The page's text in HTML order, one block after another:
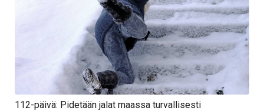
112-päivä: Pidetään jalat maassa turvallisesti